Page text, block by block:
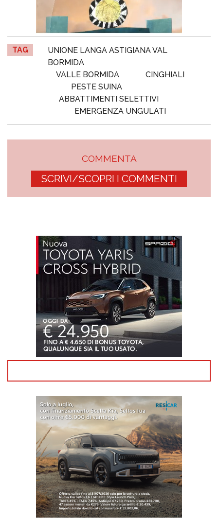
TAG
UNIONE LANGA ASTIGIANA VAL
BORMIDA
VALLE BORMIDA
CINGHIALI
PESTE SUINA
ABBATTIMENTI SELETTIVI
EMERGENZA UNGULATI
COMMENTA
SCRIVI/SCOPRI I COMMENTI